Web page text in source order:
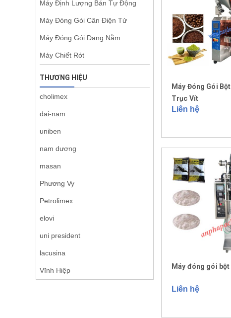
Máy Đóng Gói
Trục Vít
Liên hệ
Máy đóng gói
Liên hệ
Máy Định Lượng Bán Tự Động
Máy Đóng Gói Cân Điện Tử
Máy Đóng Gói Dạng Nằm
Máy Chiết Rót
THƯƠNG HIỆU
cholimex
dai-nam
uniben
nam dương
masan
Phương Vy
Petrolimex
elovi
uni president
lacusina
Vĩnh Hiệp